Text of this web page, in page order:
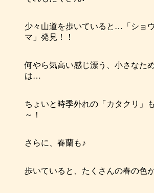
少々山道を歩いていると…「ショ
マ」発見！！
何やら気高い感じ漂う、小さなた
は…
ちょいと時季外れの「カタクリ」
～！
さらに、春蘭も♪
歩いていると、たくさんの春の色